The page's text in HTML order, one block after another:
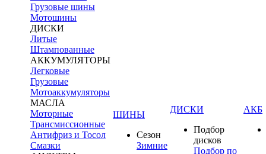
Грузовые шины
Мотошины
ДИСКИ
Литые
Штампованные
АККУМУЛЯТОРЫ
Легковые
Грузовые
Мотоаккумуляторы
МАСЛА
Моторные
Трансмиссионные
Антифриз и Тосол
Смазки
ШИНЫ
Сезон
Зимние
ДИСКИ
Подбор
дисков
Подбор по
АКБ